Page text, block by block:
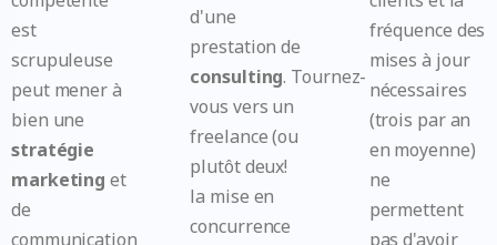
est
scrupuleuse
peut mener à
bien une
stratégie
marketing et
de
communication
d'une
prestation de
consulting. Tournez-
vous vers un
freelance (ou
plutôt deux!
la mise en
concurrence
fréquence des
mises à jour
nécessaires
(trois par an
en moyenne)
ne
permettent
pas d'avoir